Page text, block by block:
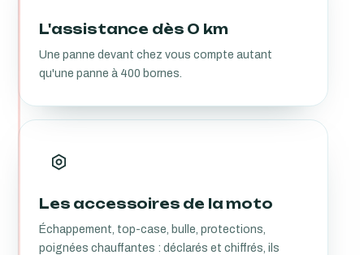
L'assistance dès 0 km
Une panne devant chez vous compte autant
qu'une panne à 400 bornes.
Les accessoires de la moto
Échappement, top-case, bulle, protections,
poignées chauffantes : déclarés et chiffrés, ils